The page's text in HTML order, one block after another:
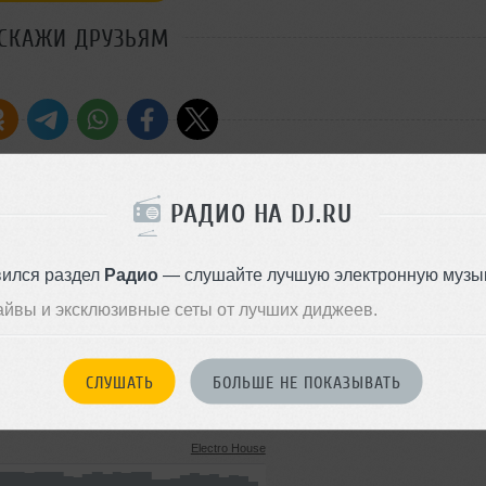
РАДИО НА DJ.RU
раздел Радио— слушайте лучшую электронную
и эксклюзивные сеты от лучших диджеев.
СЛУШАТЬ БОЛЬШЕ НЕ ПОКАЗЫВАТЬ
ДРУЗЬЯМ
Electro House
3.3 MB, 128 kbps MP3 59
25 августа 2010
Electro House